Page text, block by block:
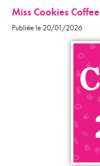
Miss Cookies
Publiée le 20/01/2026